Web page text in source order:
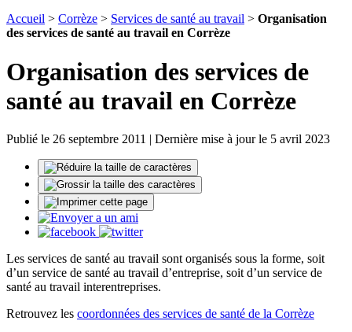
Accueil > Corrèze > Services de santé au travail > Organisation
des services de santé au travail en Corrèze
Organisation des services de
santé au travail en Corrèze
Publié le 26 septembre 2011 | Dernière mise à jour le 5 avril 2023
Les services de santé au travail sont organisés sous la forme, soit
d’un service de santé au travail d’entreprise, soit d’un service de
santé au travail interentreprises.
Retrouvez les coordonnées des services de santé de la Corrèze